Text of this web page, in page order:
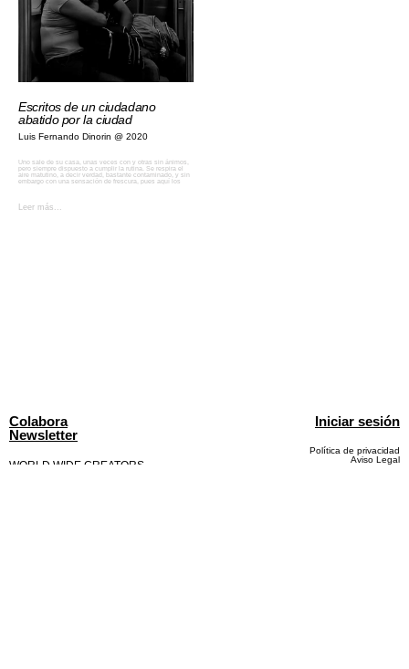
Escritos de un ciudadano
abatido por la ciudad
Luis Fernando Dinorin 2020
Uno sale de su casa, unas veces con y otras sin ánimos,
pero siempre dispuesto a cumplir la rutina. Se respira el
aire matutino, a decir verdad, bastante contaminado, y sin
embargo con una sensación de frescura, pues aquí los
Leer más...
Colabora
Newsletter
WORLD WIDE CREATORS
Iniciar sesión
Política de privacidad
Aviso Legal